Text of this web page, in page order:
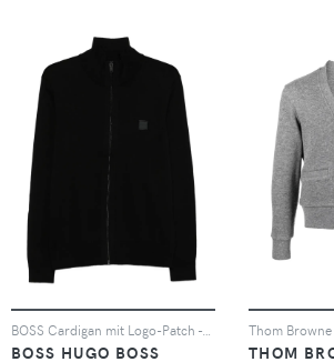
BOSS HUGO BOSS THOM